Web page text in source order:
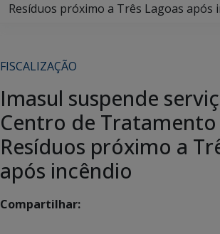
Resíduos próximo a Três Lagoas após
FISCALIZAÇÃO
Imasul suspende
Centro de
Resíduos próximo a
após incêndio
Compartilhar: